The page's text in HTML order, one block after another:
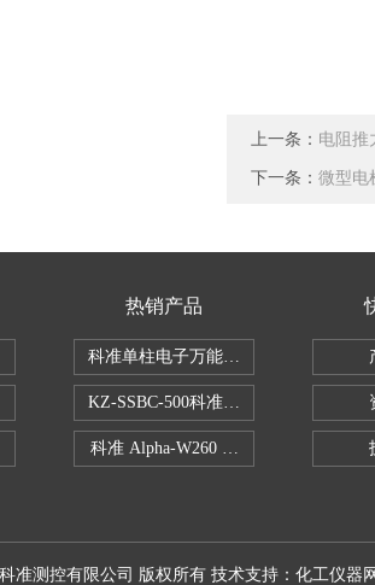
上一条： 电阻推
下一条： 微型电
热销产品
科准单柱电子万能拉力机KZ-SSBC-500
KZ-SSBC-500科准单柱电子万能试验
科准 Alpha-W260 半导体全自动推拉
准测控有限公司 版权所有 技术支持： 化工仪器